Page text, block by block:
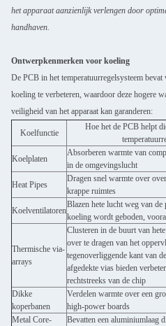
het apparaat aanzienlijk verlengen door
handhaven.
Ontwerpkenmerken voor koeling
De PCB in het temperatuurregelsysteem
koeling te verbeteren, waardoor deze hogere
veiligheid van het apparaat kan garanderen:
Koelfunctie
Hoe het de PCB helpt
Koelplaten
Absorberen warmte van
in de omgevingslucht
Heat Pipes
Dragen snel warmte over
krappe ruimtes
Koelventilatoren
Blazen hete lucht weg van
koeling wordt geboden,
Thermische via-
arrays
Clusteren in de buurt van
over te dragen van het
tegenoverliggende kant van
afgedekte vias bieden
rechtstreeks van de chip
Dikke
koperbanen
Verdelen warmte over een
high-power boards
Metal Core-
Bevatten een aluminiumlaag